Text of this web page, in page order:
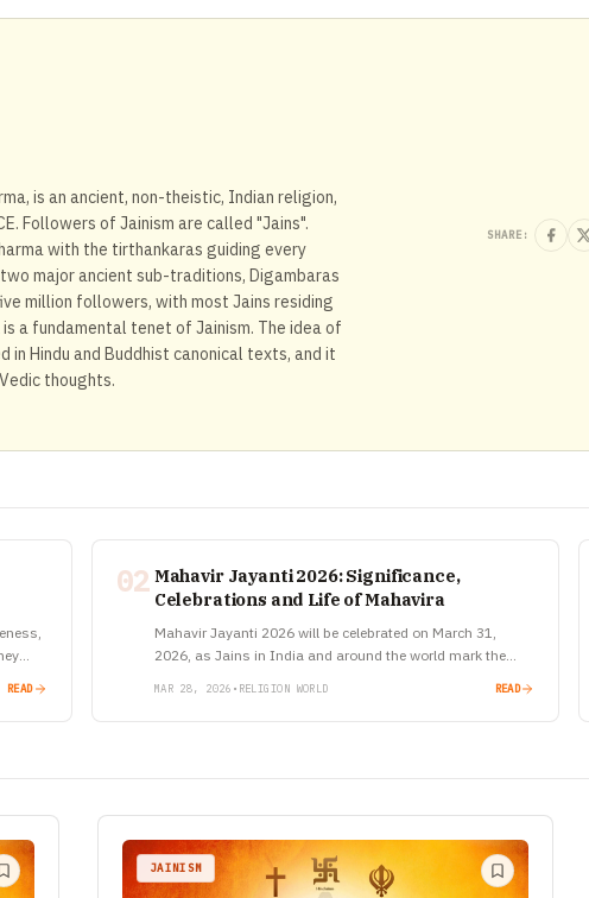
is an ancient, non-theistic, Indian religion,
Followers of Jainism are called "Jains".
with the tirthankaras guiding every
major ancient sub-traditions, Digambaras
million followers, with most Jains residing
a fundamental tenet of Jainism. The idea of
Hindu and Buddhist canonical texts, and it
thoughts.
SHARE:
READ
02 Mahavir Jayanti 2026: Significance,
Celebrations and Life of Mahavira
Mahavir Jayanti 2026 will be celebrated on March 31,
2026, as Jains in India and around the world mark the
MAR 28, 2026 • RELIGION WORLD READ
JAINISM